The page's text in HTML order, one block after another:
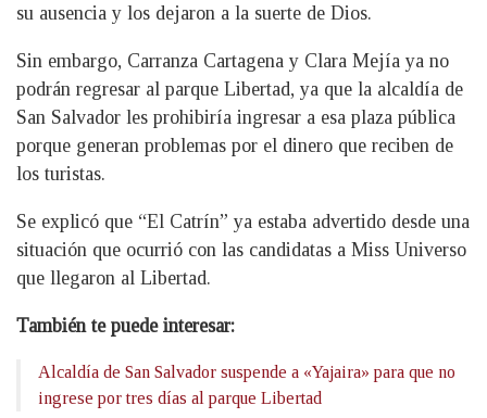
su ausencia y los dejaron a la suerte de Dios.
Sin embargo, Carranza Cartagena y Clara Mejía ya no
podrán regresar al parque Libertad, ya que la alcaldía de
San Salvador les prohibiría ingresar a esa plaza pública
porque generan problemas por el dinero que reciben de
los turistas.
Se explicó que “El Catrín” ya estaba advertido desde una
situación que ocurrió con las candidatas a Miss Universo
que llegaron al Libertad.
También te puede interesar:
Alcaldía de San Salvador suspende a «Yajaira» para que no
ingrese por tres días al parque Libertad